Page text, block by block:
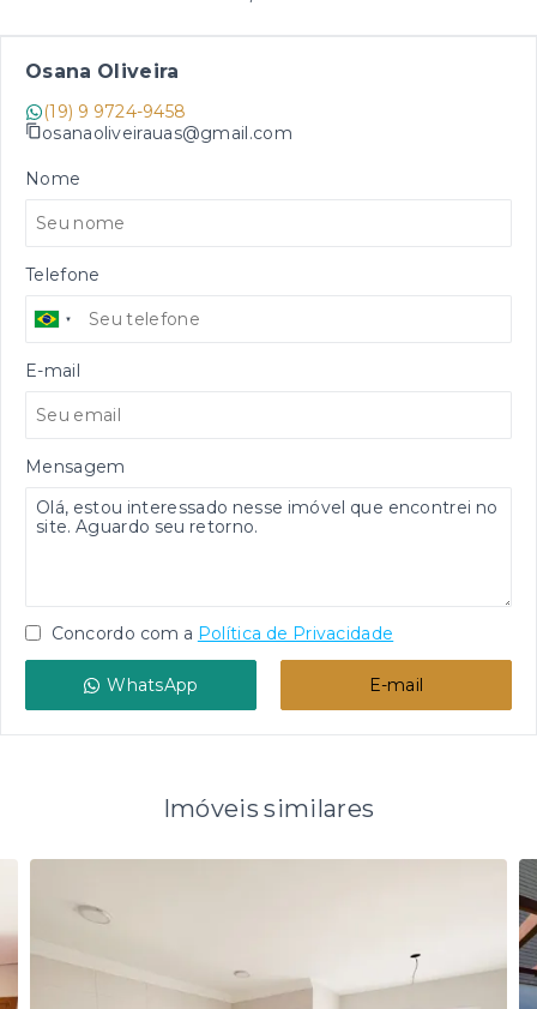
Osana Oliveira
(19) 9 9724-9458
osanaoliveirauas@gmail.com
Nome
Telefone
E-mail
Mensagem
Concordo com a Política de Privacidade
WhatsApp E-mail
Imóveis similares